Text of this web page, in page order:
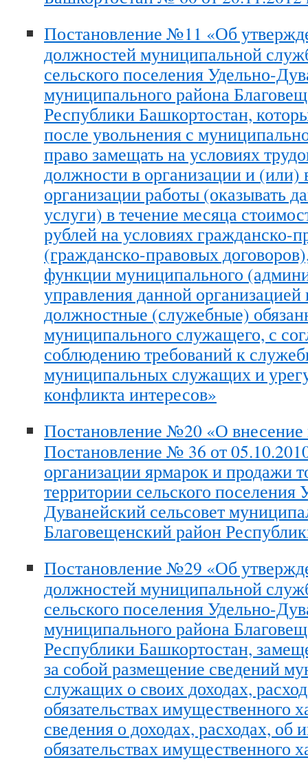
Постановление №11 «Об
должностей муниципальной
сельского поселения Удельно-
муниципального района
Республики Башкортостан,
после увольнения с
право замещать на условиях
должности в организации и (или)
организации работы (оказывать
услуги) в течение месяца
рублей на условиях гражданско-
(гражданско-правовых
функции муниципального
управления данной организацией
должностные (служебные)
муниципального служащего, с
соблюдению требований к
муниципальных служащих и
конфликта интересов»
Постановление №20 «О внесение
Постановление № 36 от
организации ярмарок и продажи
территории сельского поселения
Дуванейский сельсовет
Благовещенский район
Постановление №29 «Об
должностей муниципальной
сельского поселения Удельно-
муниципального района
Республики Башкортостан,
за собой размещение сведений
служащих о своих доходах,
обязательствах имущественного
сведения о доходах, расходах, об
обязательствах имущественного